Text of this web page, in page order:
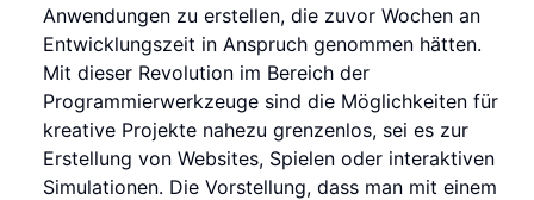
Anwendungen zu erstellen, die zuvor Wochen an
Entwicklungszeit in Anspruch genommen hätten.
Mit dieser Revolution im Bereich der
Programmierwerkzeuge sind die Möglichkeiten für
kreative Projekte nahezu grenzenlos, sei es zur
Erstellung von Websites, Spielen oder interaktiven
Simulationen. Die Vorstellung, dass man mit einem